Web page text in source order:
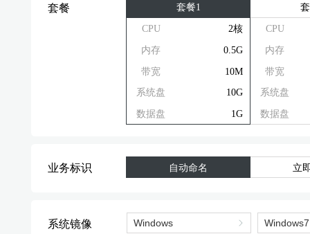
套餐
套餐1
CPU
2核
内存
0.5G
带宽
10M
系统盘
10G
数据盘
1G
CPU
内存
带宽
系统盘
数据盘
业务标识 自动命名 立
系统镜像